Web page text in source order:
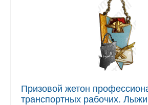
Призовой жетон
транспортных рабочих. Лыжи